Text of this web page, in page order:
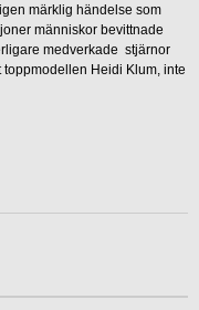
märklig händelse som
människor bevittnade
medverkade stjärnor
Heidi Klum, inte